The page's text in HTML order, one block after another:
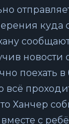
куда
новости
поехать в
всё
Ханчер
с